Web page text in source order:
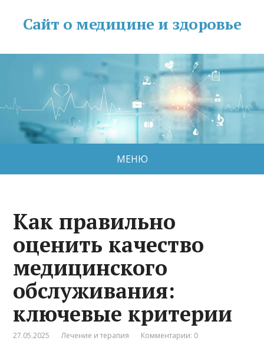
Сайт о медицине и здоровье
МЕНЮ
Как правильно
оценить качество
медицинского
обслуживания:
ключевые критерии
27.05.2025 Лечение и терапия Комментарии: 0